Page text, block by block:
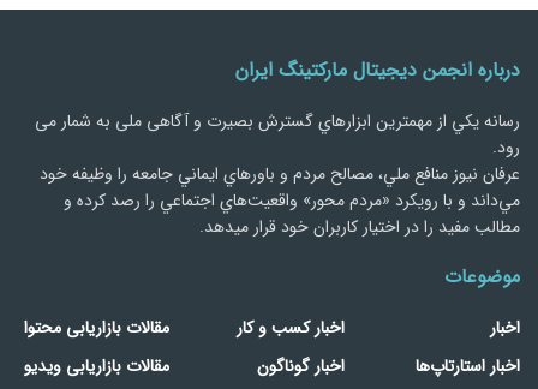
درباره انجمن دیجیتال مارکتینگ ایران
رسانه يكي از مهمترین ابزارهاي گسترش بصیرت و آگاهی ملی به شمار می
رود.
عرفان نیوز منافع ملي، مصالح مردم و باورهاي ايماني جامعه را وظيفه خود
مي‌داند و با رويكرد «مردم‌ محور» واقعيت‌هاي اجتماعي را رصد کرده و
مطالب مفید را در اختیار کاربران خود قرار میدهد.
موضوعات
اخبار
اخبار استارتاپ‌ها
اخبار کسب و کار
اخبار گوناگون
مقالات بازاریابی محتوا
مقالات بازاریابی ویدیو